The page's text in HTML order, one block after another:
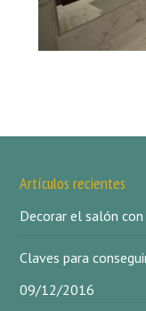
Artículos recientes
Decorar el salón
Claves para
09/12/2016